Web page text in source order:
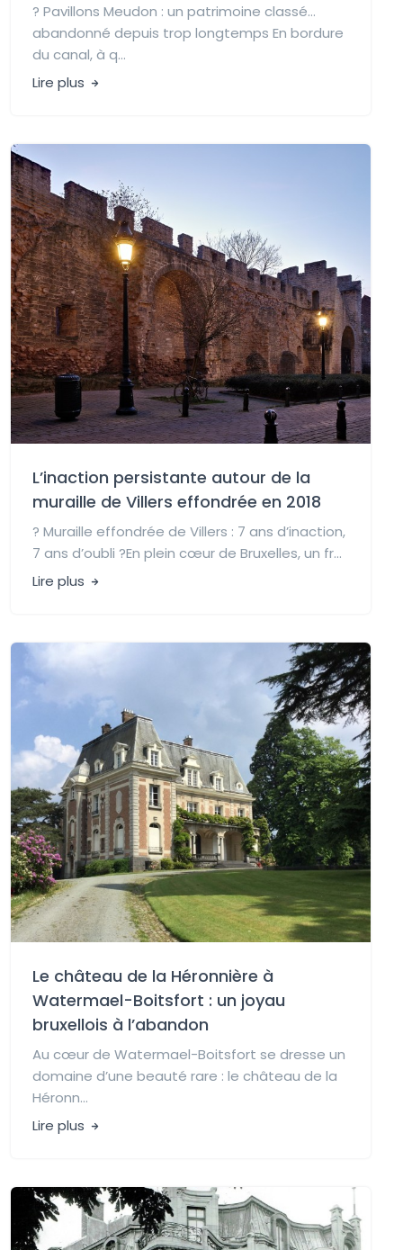
?️ Pavillons Meudon : un patrimoine classé…
abandonné depuis trop longtemps En bordure
du canal, à q...
Lire plus
L’inaction persistante autour de la
muraille de Villers effondrée en 2018
? Muraille effondrée de Villers : 7 ans d’inaction,
7 ans d’oubli ?En plein cœur de Bruxelles, un fr...
Lire plus
Le château de la Héronnière à
Watermael-Boitsfort : un joyau
bruxellois à l’abandon
Au cœur de Watermael-Boitsfort se dresse un
domaine d’une beauté rare : le château de la
Héronn...
Lire plus